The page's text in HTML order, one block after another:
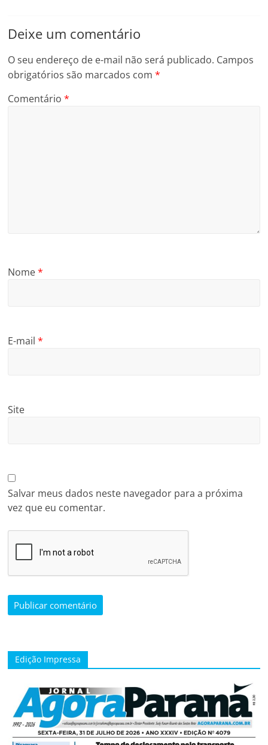
Deixe um comentário
O seu endereço de e-mail não será publicado. Campos
obrigatórios são marcados com*
Comentário*
Nome*
E-mail*
Site
Salvar meus dados neste navegador para a próxima
vez que eu comentar.
Edição Impressa